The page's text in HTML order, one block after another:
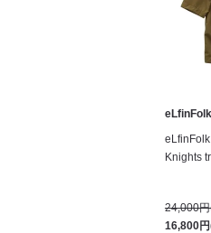
eLfinFolk
Knights
24,000
16,800